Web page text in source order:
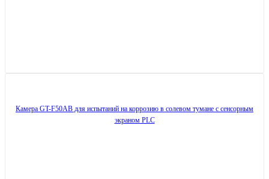
Камера GT-F50AB для испытаний на коррозию в солевом тумане с сенсорным
экраном PLC